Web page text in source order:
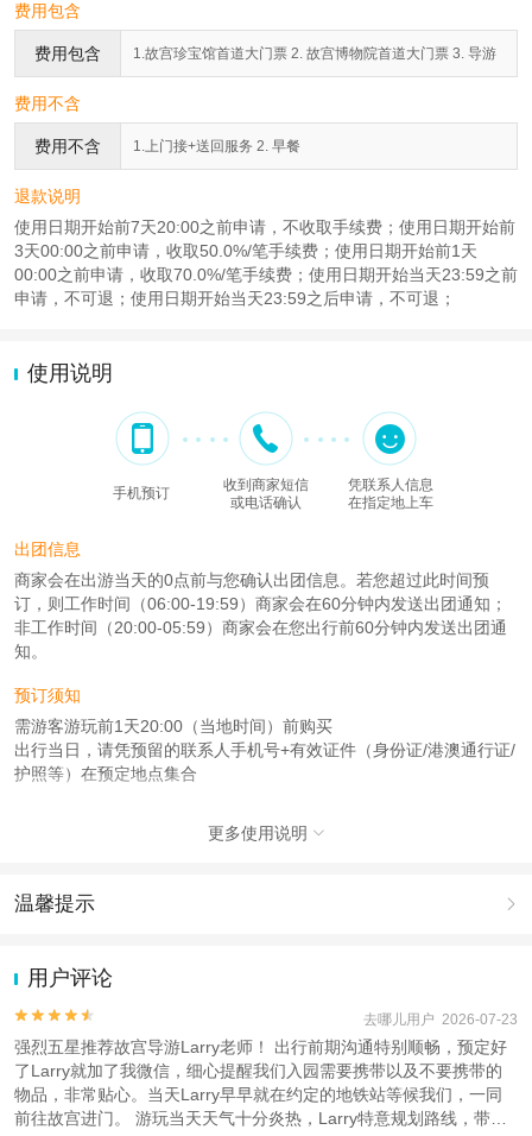
费用包含
费用包含 1.故宫珍宝馆首道大门票 2. 故宫博物院首道大门票 3. 导游
费用不含
费用不含 1.上门接+送回服务 2. 早餐
退款说明
使用日期开始前7天20:00之前申请，不收取手续费；使用日期开始前
3天00:00之前申请，收取50.0%/笔手续费；使用日期开始前1天
00:00之前申请，收取70.0%/笔手续费；使用日期开始当天23:59之前
申请，不可退；使用日期开始当天23:59之后申请，不可退；
使用说明
手机预订
收到商家短信
或电话确认
凭联系人信息
在指定地上车
出团信息
商家会在出游当天的0点前与您确认出团信息。若您超过此时间预
订，则工作时间（06:00-19:59）商家会在60分钟内发送出团通知；
非工作时间（20:00-05:59）商家会在您出行前60分钟内发送出团通
知。
预订须知
需游客游玩前1天20:00（当地时间）前购买
出行当日，请凭预留的联系人手机号+有效证件（身份证/港澳通行证/
护照等）在预定地点集合
本产品由青岛驿路同行国际旅行社有限公司代理招徕，委托社为北京鑫旅国际旅
更多使用说明 
温馨提示 
动（如跳伞、潜水、滑雪等）前，请务必仔细阅读
2.为普及旅游安全知识及旅游文明公约，使您的旅程顺利圆满完成，
特制定《去哪儿网旅游安全手册》 ，请您认真阅读并切实遵守。
用户评论

 去哪儿用户 2026-07-23
强烈五星推荐故宫导游Larry老师！ 出行前期沟通特别顺畅，预定好
了Larry就加了我微信，细心提醒我们入园需要携带以及不要携带的
物品，非常贴心。当天Larry早早就在约定的地铁站等候我们，一同
前往故宫进门。 游玩当天天气十分炎热，Larry特意规划路线，带着